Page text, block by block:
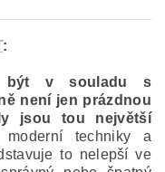
:
být v souladu s
není jen prázdnou
jsou tou největší
moderní techniky a
to nelepší ve